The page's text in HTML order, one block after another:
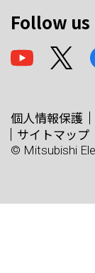
Follow us
個人情報保護
サイトマップ
© Mitsubishi